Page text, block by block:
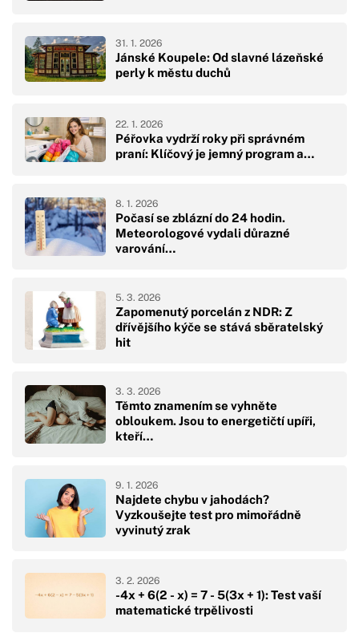
Jánské Koupele: Od slavné lázeňské
perly k městu duchů
31. 1. 2026
Péřovka vydrží roky při správném
praní: Klíčový je jemný program a…
22. 1. 2026
Počasí se zblázní do 24 hodin.
Meteorologové vydali důrazné
varování…
8. 1. 2026
Zapomenutý porcelán z NDR: Z
dřívějšího kýče se stává sběratelský
hit
5. 3. 2026
Těmto znamením se vyhněte
obloukem. Jsou to energetičtí upíři,
kteří…
3. 3. 2026
Najdete chybu v jahodách?
Vyzkoušejte test pro mimořádně
vyvinutý zrak
9. 1. 2026
-4x + 6(2 - x) = 7 - 5(3x + 1): Test vaší
matematické trpělivosti
3. 2. 2026